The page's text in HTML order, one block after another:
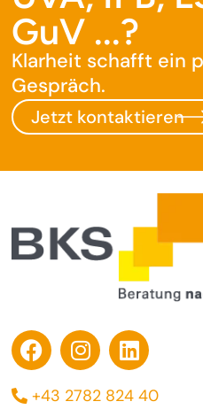
GuV ...?
Klarheit schafft ein
Gespräch.
Jetzt kontaktieren
+43 2782 824 40